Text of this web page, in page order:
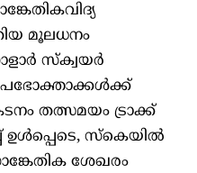
മൂലധനം
സ്‌ക്വയർ
തത്സമയം ട്രാക്ക്
സ്കെയിൽ
ശേഖരം